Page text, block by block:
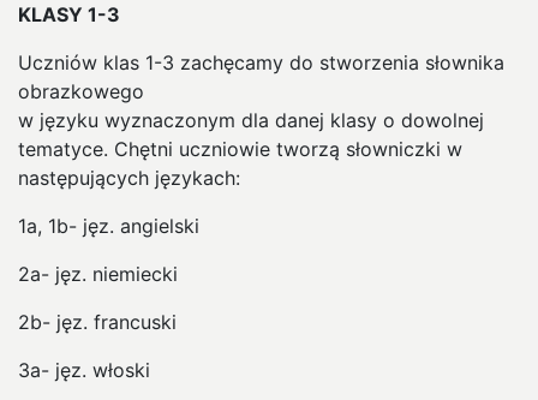
KLASY 1-3
Uczniów klas 1-3 zachęcamy do stworzenia słownika
obrazkowego
w języku wyznaczonym dla danej klasy o dowolnej
tematyce. Chętni uczniowie tworzą słowniczki w
następujących językach:
1a, 1b- jęz. angielski
2a- jęz. niemiecki
2b- jęz. francuski
3a- jęz. włoski